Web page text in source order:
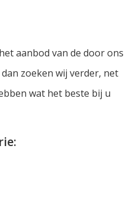
aanbod van de door ons
zoeken wij verder, net
wat het beste bij u